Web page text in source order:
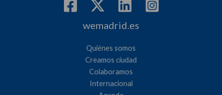
wemadrid.es
Quiénes somos
Creamos ciudad
Colaboramos
Internacional